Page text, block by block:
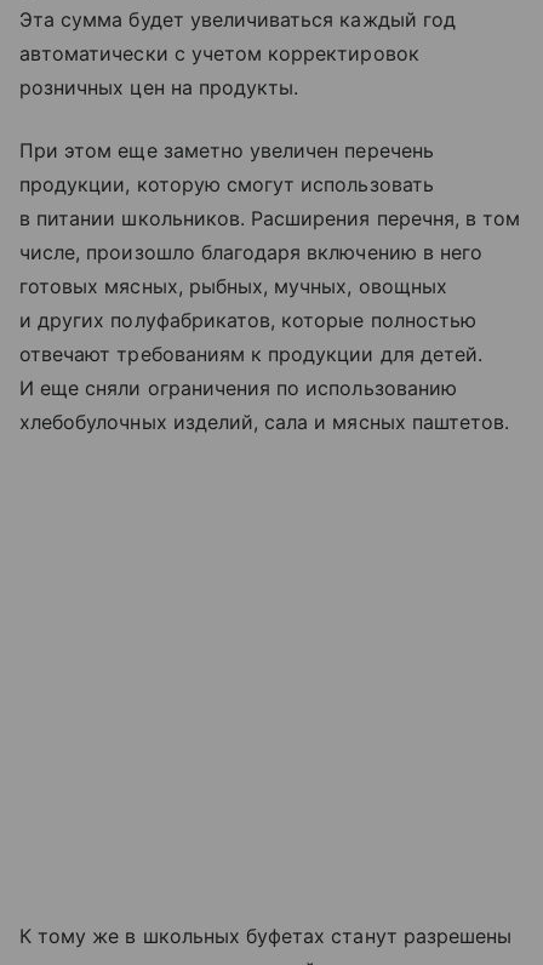
Эта сумма будет увеличиваться каждый год
автоматически с учетом корректировок
розничных цен на продукты.
При этом еще заметно увеличен перечень
продукции, которую смогут использовать
в питании школьников. Расширения перечня, в том
числе, произошло благодаря включению в него
готовых мясных, рыбных, мучных, овощных
и других полуфабрикатов, которые полностью
отвечают требованиям к продукции для детей.
И еще сняли ограничения по использованию
хлебобулочных изделий, сала и мясных паштетов.
К тому же в школьных буфетах станут разрешены